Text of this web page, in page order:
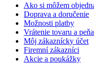
Ako si môžem
Doprava a doručenie
Možnosti platby
Vrátenie tovaru a
Môj zákaznícky účet
Firemní zákazníci
Akcie a poukážky